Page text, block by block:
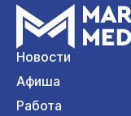
Новости
Афиша
Работа